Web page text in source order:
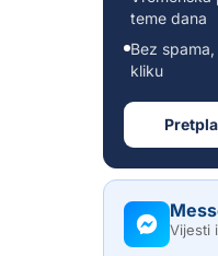
teme dana
Bez
kliku
Vijesti